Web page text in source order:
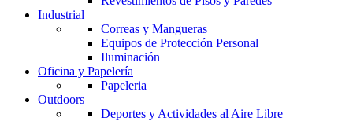
Industrial
Correas y Mangueras
Equipos de Protección Personal
Iluminación
Oficina y Papelería
Papeleria
Outdoors
Deportes y Actividades al Aire Libre